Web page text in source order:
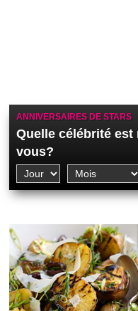
ANNIVERSAIRES DE STARS
Quelle célébrité est
vous?